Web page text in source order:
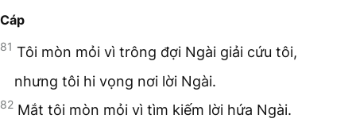
Cáp
81 Tôi mòn mỏi vì trông đợi Ngài giải cứu tôi,
nhưng tôi hi vọng nơi lời Ngài.
82 Mắt tôi mòn mỏi vì tìm kiếm lời hứa Ngài.